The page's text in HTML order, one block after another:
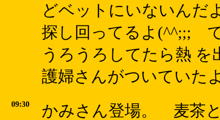
どベットにいないん
探し回ってるよ(^^;;;
うろうろしてたら熱
護婦さんがついていた
09:30
かみさん登場。 麦茶